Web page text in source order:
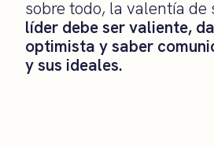
sobre todo, la valentía de
líder debe ser valiente,
optimista y saber
y sus ideales.